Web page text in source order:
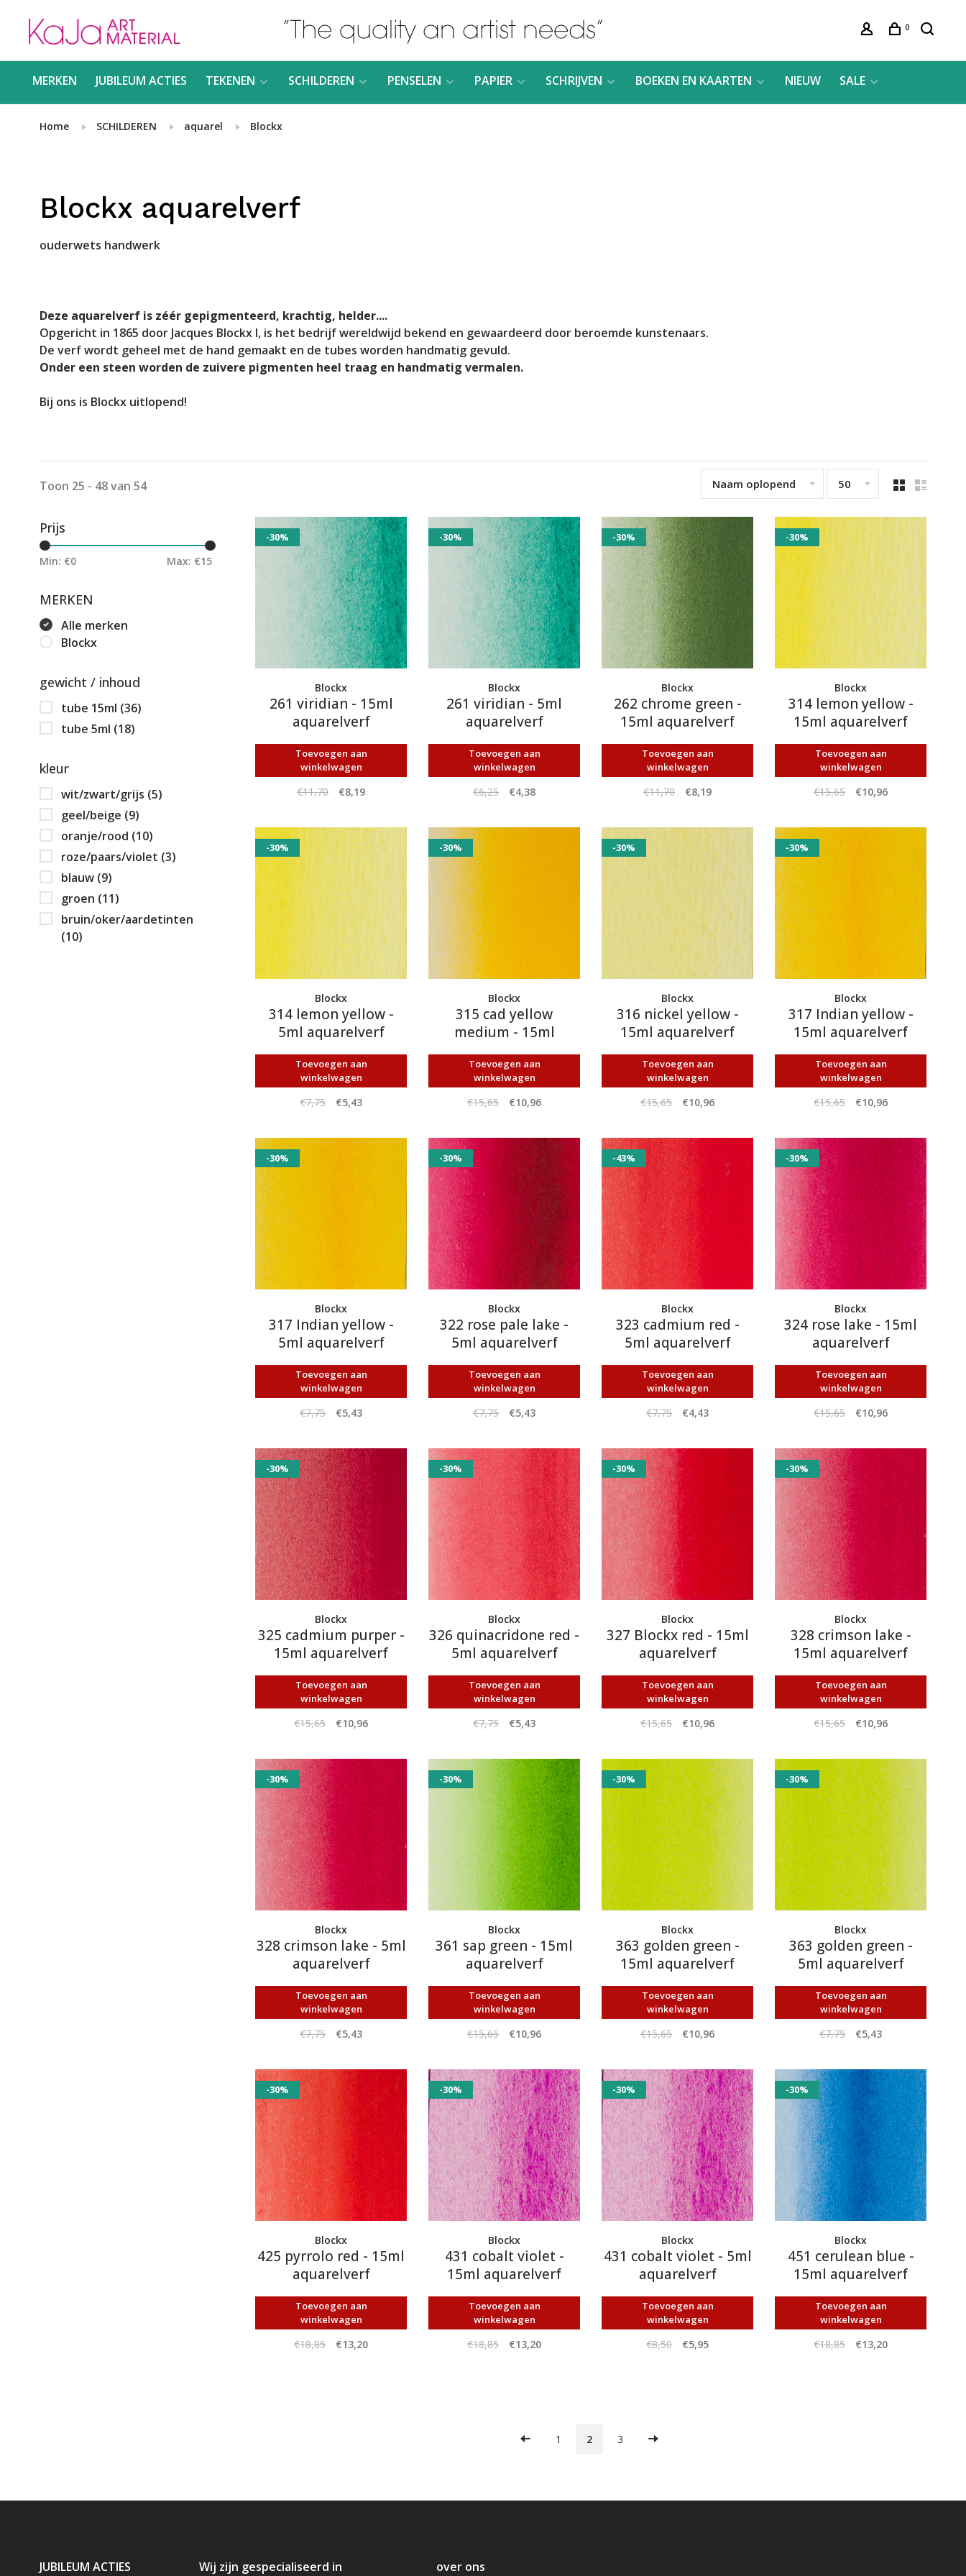
0
MERKEN JUBILEUM ACTIES TEKENEN SCHILDEREN PENSELEN PAPIER SCHRIJVEN BOEKEN EN KAARTEN NIEUW SALE
Home SCHILDEREN aquarel Blockx
Blockx aquarelverf
ouderwets handwerk
Deze aquarelverf is zéér gepigmenteerd, krachtig, helder....
Opgericht in 1865 door Jacques Blockx I, is het bedrijf wereldwijd bekend en gewaardeerd door beroemde kunstenaars.
De verf wordt geheel met de hand gemaakt en de tubes worden handmatig gevuld.
Onder een steen worden de zuivere pigmenten heel traag en handmatig vermalen.
Bij ons is Blockx uitlopend!
Toon 25 - 48 van 54 Naam oplopend 50
Prijs
Min: €0 Max: €15
MERKEN
Alle merken
Blockx
gewicht / inhoud
tube 15ml (36)
tube 5ml (18)
kleur
wit/zwart/grijs (5)
geel/beige (9)
oranje/rood (10)
roze/paars/violet (3)
blauw (9)
groen (11)
bruin/oker/aardetinten
(10)
-30%
Blockx
261 viridian - 15ml
aquarelverf
Toevoegen aan
winkelwagen
€11,70 €8,19
-30%
Blockx
261 viridian - 5ml
aquarelverf
Toevoegen aan
winkelwagen
€6,25 €4,38
-30%
Blockx
262 chrome green -
15ml aquarelverf
Toevoegen aan
winkelwagen
€11,70 €8,19
-30%
Blockx
314 lemon yellow -
15ml aquarelverf
Toevoegen aan
winkelwagen
€15,65 €10,96
-30%
Blockx
314 lemon yellow -
5ml aquarelverf
Toevoegen aan
winkelwagen
€7,75 €5,43
-30%
Blockx
315 cad yellow
medium - 15ml
aquarelverf
Toevoegen aan
winkelwagen
€15,65 €10,96
-30%
Blockx
316 nickel yellow -
15ml aquarelverf
Toevoegen aan
winkelwagen
€15,65 €10,96
-30%
Blockx
317 Indian yellow -
15ml aquarelverf
Toevoegen aan
winkelwagen
€15,65 €10,96
-30%
Blockx
317 Indian yellow -
5ml aquarelverf
Toevoegen aan
winkelwagen
€7,75 €5,43
-30%
Blockx
322 rose pale lake -
5ml aquarelverf
Toevoegen aan
winkelwagen
€7,75 €5,43
-43%
Blockx
323 cadmium red -
5ml aquarelverf
Toevoegen aan
winkelwagen
€7,75 €4,43
-30%
Blockx
324 rose lake - 15ml
aquarelverf
Toevoegen aan
winkelwagen
€15,65 €10,96
-30%
Blockx
325 cadmium purper -
15ml aquarelverf
Toevoegen aan
winkelwagen
€15,65 €10,96
-30%
Blockx
326 quinacridone red -
5ml aquarelverf
Toevoegen aan
winkelwagen
€7,75 €5,43
-30%
Blockx
327 Blockx red - 15ml
aquarelverf
Toevoegen aan
winkelwagen
€15,65 €10,96
-30%
Blockx
328 crimson lake -
15ml aquarelverf
Toevoegen aan
winkelwagen
€15,65 €10,96
-30%
Blockx
328 crimson lake - 5ml
aquarelverf
Toevoegen aan
winkelwagen
€7,75 €5,43
-30%
Blockx
361 sap green - 15ml
aquarelverf
Toevoegen aan
winkelwagen
€15,65 €10,96
-30%
Blockx
363 golden green -
15ml aquarelverf
Toevoegen aan
winkelwagen
€15,65 €10,96
-30%
Blockx
363 golden green -
5ml aquarelverf
Toevoegen aan
winkelwagen
€7,75 €5,43
-30%
Blockx
425 pyrrolo red - 15ml
aquarelverf
Toevoegen aan
winkelwagen
€18,85 €13,20
-30%
Blockx
431 cobalt violet -
15ml aquarelverf
Toevoegen aan
winkelwagen
€18,85 €13,20
-30%
Blockx
431 cobalt violet - 5ml
aquarelverf
Toevoegen aan
winkelwagen
€8,50 €5,95
-30%
Blockx
451 cerulean blue -
15ml aquarelverf
Toevoegen aan
winkelwagen
€18,85 €13,20
1 2 3
JUBILEUM ACTIES Wij zijn gespecialiseerd in over ons